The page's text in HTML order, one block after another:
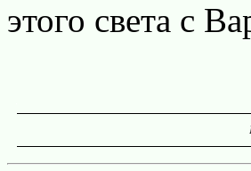
этого света с